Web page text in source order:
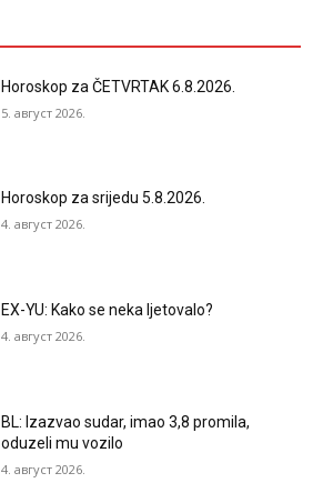
Horoskop za ČETVRTAK 6.8.2026.
5. август 2026.
Horoskop za srijedu 5.8.2026.
4. август 2026.
EX-YU: Kako se neka ljetovalo?
4. август 2026.
BL: Izazvao sudar, imao 3,8 promila,
oduzeli mu vozilo
4. август 2026.